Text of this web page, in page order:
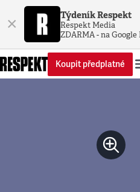
× Týdeník Respekt
Respekt Media
ZDARMA - na Google
Koupit předplatné